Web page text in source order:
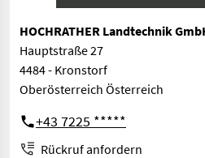
HOCHRATHER Landtechnik
Hauptstraße 27
4484 - Kronstorf
Oberösterreich Österreich
+43 7225 *****
Rückruf anfordern